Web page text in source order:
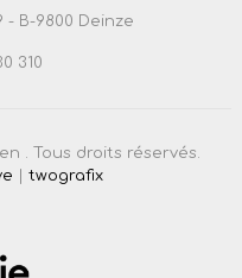
- B-9800 Deinze
310
. Tous droits réservés.
twografix